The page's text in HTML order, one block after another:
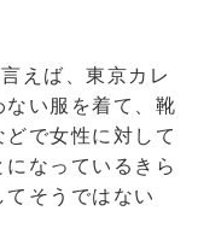
えば、東京カレ
い服を着て、靴
で女性に対して
なっているきら
そうではない